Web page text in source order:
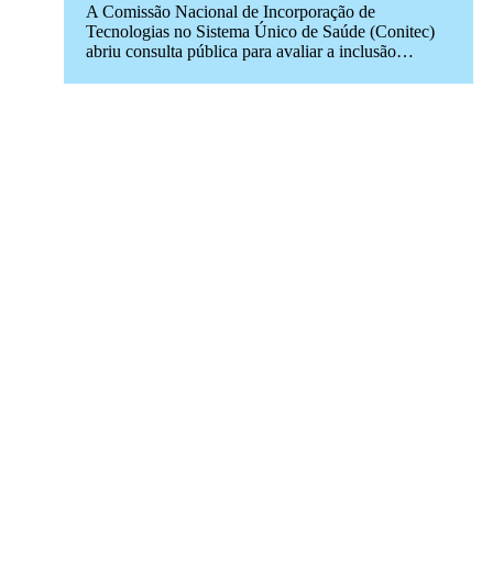
A Comissão Nacional de Incorporação de
Tecnologias no Sistema Único de Saúde (Conitec)
abriu consulta pública para avaliar a inclusão…